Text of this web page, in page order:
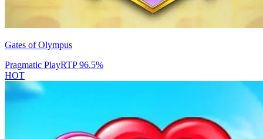
Gates of Olympus
Pragmatic PlayRTP96.5%
HOT